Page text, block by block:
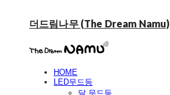
더드림나무 (The Dream Namu)
HOME
LED무드등
달 무드등